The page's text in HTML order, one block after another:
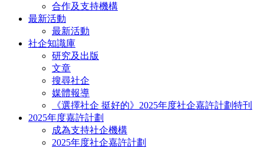
合作及支持機構
最新活動
最新活動
社企知識庫
研究及出版
文章
搜尋社企
媒體報導
《選擇社企 挺好的》2025年度社企嘉許計劃特刊
2025年度嘉許計劃
成為支持社企機構
2025年度社企嘉許計劃